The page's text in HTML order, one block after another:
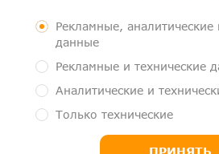
Документы
Контролирующие органы
Пользовательское соглашение
Политика обработки персональных
Медицинский центр МеркуриМед. Услуги
1161101054663, ИНН 1101058834)
Рекламные, аналитические
данные
Рекламные и технические
Аналитические и
Только технические
ПРИНЯТЬ